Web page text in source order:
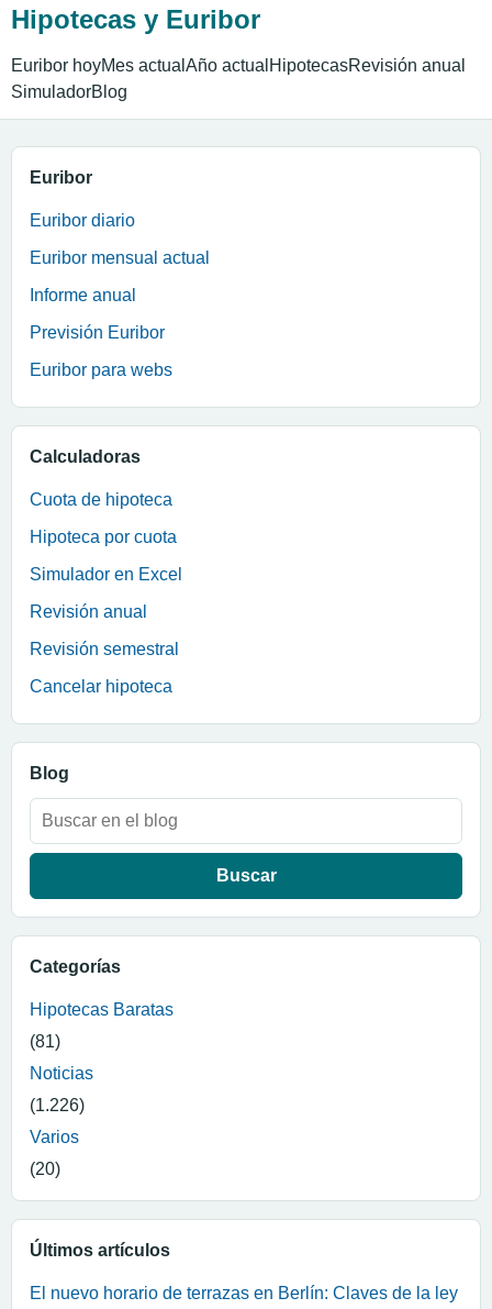
Hipotecas y Euribor
Euribor hoyMes actual Año actual HipotecasRevisión anual
SimuladorBlog
Euribor
Euribor diario
Euribor mensual actual
Informe anual
Previsión Euribor
Euribor para webs
Calculadoras
Cuota de hipoteca
Hipoteca por cuota
Simulador en Excel
Revisión anual
Revisión semestral
Cancelar hipoteca
Blog
Buscar:
Categorías
Hipotecas Baratas
(81)
Noticias
(1.226)
Varios
(20)
Últimos artículos
El nuevo horario de terrazas en Berlín: Claves de la ley